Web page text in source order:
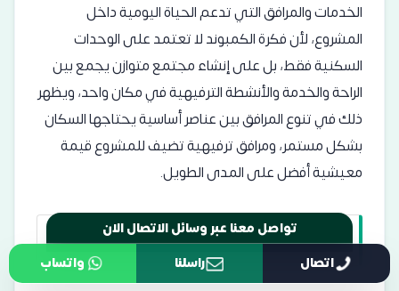
الخدمات والمرافق التي تدعم الحياة اليومية داخل
المشروع، لأن فكرة الكمبوند لا تعتمد على الوحدات
السكنية فقط، بل على إنشاء مجتمع متوازن يجمع بين
الراحة والخدمة والأنشطة الترفيهية في مكان واحد، ويظهر
ذلك في تنوع المرافق بين عناصر أساسية يحتاجها السكان
بشكل مستمر، ومرافق ترفيهية تضيف للمشروع قيمة
معيشية أفضل على المدى الطويل.
الخدمات الأساسية
تواصل معنا عبر وسائل الاتصال الان اتصال راسلنا واتساب